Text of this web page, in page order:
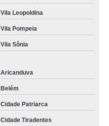
Vila Leopoldina
Vila Pompeia
Vila Sônia
Aricanduva
Belém
Cidade Patriarca
Cidade Tiradentes